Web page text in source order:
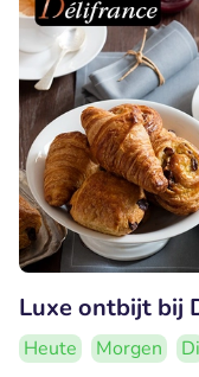
Luxe ontbijt bij
Heute Morgen Di